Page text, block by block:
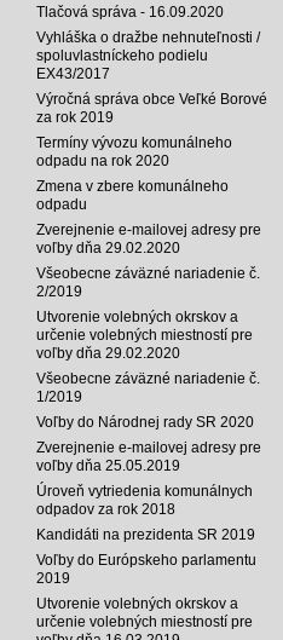
Tlačová správa - 16.09.2020
Vyhláška o dražbe nehnuteľnosti /
spoluvlastníckeho podielu
EX43/2017
Výročná správa obce Veľké Borové
za rok 2019
Termíny vývozu komunálneho
odpadu na rok 2020
Zmena v zbere komunálneho
odpadu
Zverejnenie e-mailovej adresy pre
voľby dňa 29.02.2020
Všeobecne záväzné nariadenie č.
2/2019
Utvorenie volebných okrskov a
určenie volebných miestností pre
voľby dňa 29.02.2020
Všeobecne záväzné nariadenie č.
1/2019
Voľby do Národnej rady SR 2020
Zverejnenie e-mailovej adresy pre
voľby dňa 25.05.2019
Úroveň vytriedenia komunálnych
odpadov za rok 2018
Kandidáti na prezidenta SR 2019
Voľby do Európskeho parlamentu
2019
Utvorenie volebných okrskov a
určenie volebných miestností pre